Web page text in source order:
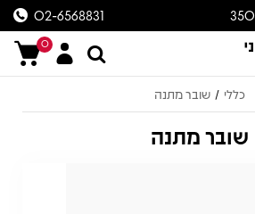
משלוח חינם עד הבית מעל 350
02-6568831
0
כללי / שובר מתנה
שובר מתנה